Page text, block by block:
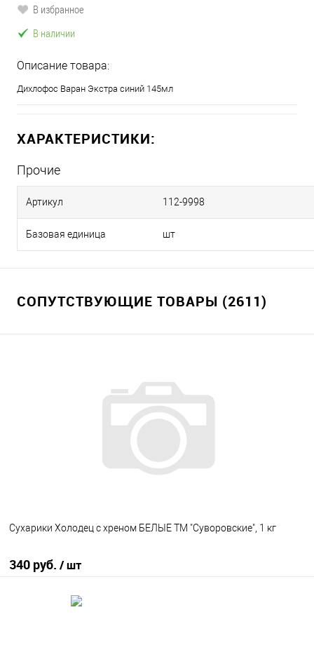
В избранное
В наличии
Описание товара:
Дихлофос Варан Экстра синий 145мл
ХАРАКТЕРИСТИКИ:
Прочие
Артикул 112-9998
Базовая единица шт
СОПУТСТВУЮЩИЕ ТОВАРЫ (2611)
Сухарики Холодец с хреном БЕЛЫЕ ТМ "Суворовские", 1 кг
340 руб. / шт